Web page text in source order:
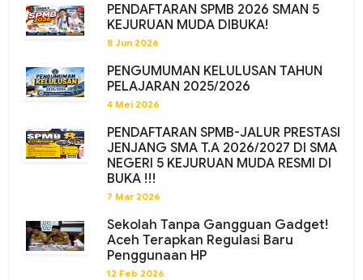
PENDAFTARAN SPMB 2026 SMAN 5
KEJURUAN MUDA DIBUKA!
8 Jun 2026
PENGUMUMAN KELULUSAN TAHUN
PELAJARAN 2025/2026
4 Mei 2026
PENDAFTARAN SPMB-JALUR PRESTASI
JENJANG SMA T.A 2026/2027 DI SMA
NEGERI 5 KEJURUAN MUDA RESMI DI
BUKA !!!
7 Mar 2026
Sekolah Tanpa Gangguan Gadget!
Aceh Terapkan Regulasi Baru
Penggunaan HP
12 Feb 2026